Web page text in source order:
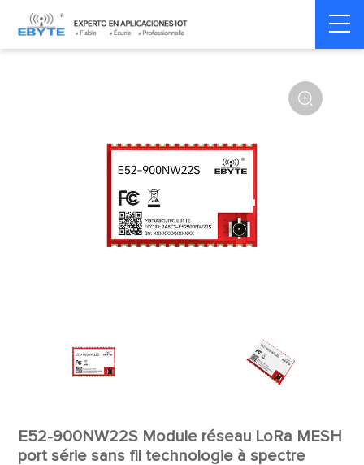
Home > Module > SPI/SOC/UART

E52-900NW22S Module réseau LoRa MESH
port série sans fil technologie à spectre